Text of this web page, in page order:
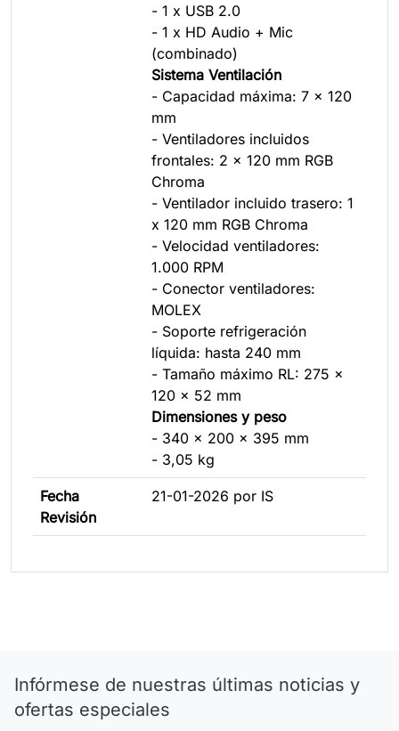
- 1 x USB 2.0
- 1 x HD Audio + Mic
(combinado)
Sistema Ventilación
- Capacidad máxima: 7 x 120
mm
- Ventiladores incluidos
frontales: 2 x 120 mm RGB
Chroma
- Ventilador incluido trasero: 1
x 120 mm RGB Chroma
- Velocidad ventiladores:
1.000 RPM
- Conector ventiladores:
MOLEX
- Soporte refrigeración
líquida: hasta 240 mm
- Tamaño máximo RL: 275 x
120 x 52 mm
Dimensiones y peso
- 340 x 200 x 395 mm
- 3,05 kg
Fecha
Revisión
21-01-2026 por IS
Infórmese de nuestras últimas noticias y
ofertas especiales